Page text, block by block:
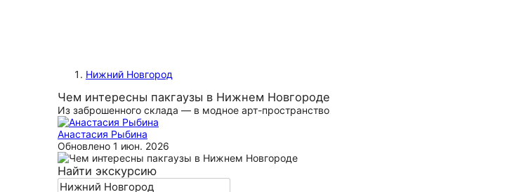
Нижний Новгород
Чем интересны пакгаузы в Нижнем Новгороде
Из заброшенного склада — в модное арт-пространство
Анастасия Рыбина
Обновлено 1 июн. 2026
Найти экскурсию